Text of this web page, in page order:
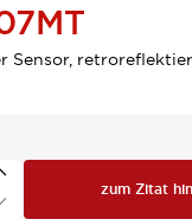
Sensor,
zum Zitat